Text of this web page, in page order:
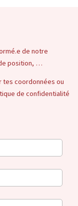
de notre
position, …
tes coordonnées ou
de confidentialité